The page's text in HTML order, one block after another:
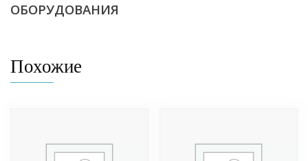
ОБОРУДОВАНИЯ
Похожие